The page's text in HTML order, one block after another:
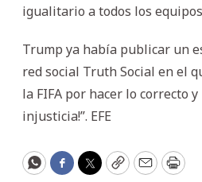
igualitario a todos los
Trump ya había publicar un
red social Truth Social en el
la FIFA por hacer lo correcto
injusticia!”. EFE
WhatsApp
Facebook
Twitter
CopyEmailPrint